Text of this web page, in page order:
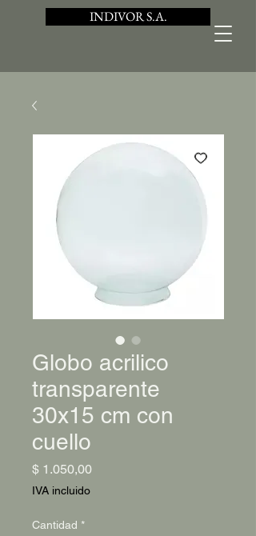
INDIVOR S.A.
Globo acrilico
transparente
30x15 cm con
cuello
$ 1.050,00Precio
IVA incluido
Cantidad *